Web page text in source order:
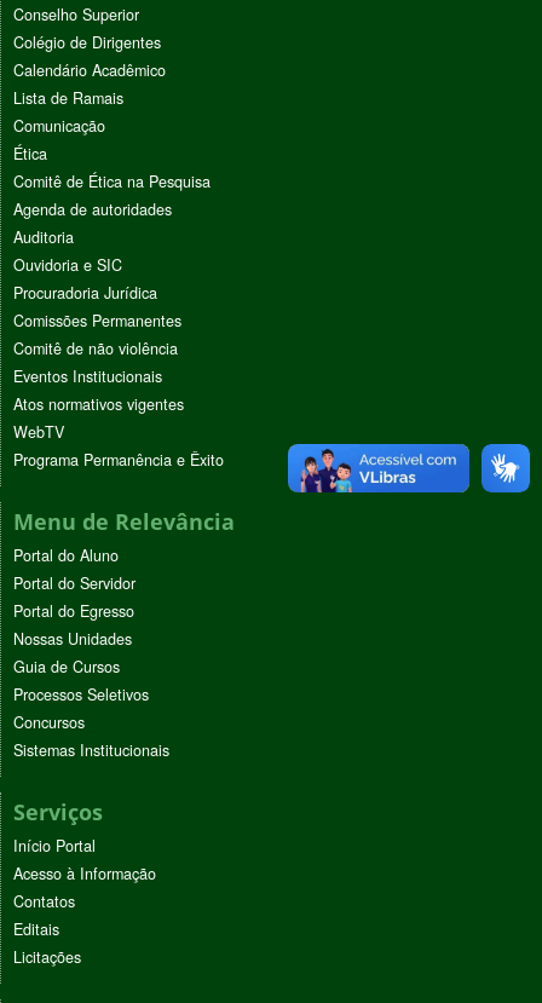
Conselho Superior
Colégio de Dirigentes
Calendário Acadêmico
Lista de Ramais
Comunicação
Ética
Comitê de Ética na Pesquisa
Agenda de autoridades
Auditoria
Ouvidoria e SIC
Procuradoria Jurídica
Comissões Permanentes
Comitê de não violência
Eventos Institucionais
Atos normativos vigentes
WebTV
Programa Permanência e Êxito
Menu de Relevância
Portal do Aluno
Portal do Servidor
Portal do Egresso
Nossas Unidades
Guia de Cursos
Processos Seletivos
Concursos
Sistemas Institucionais
Serviços
Início Portal
Acesso à Informação
Contatos
Editais
Licitações